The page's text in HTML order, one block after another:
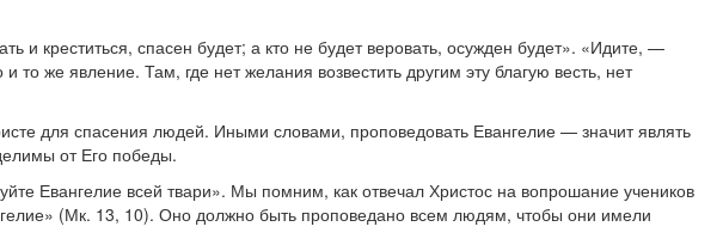
и креститься, спасен будет; а кто не будет веровать, осужден будет». «Идите, —
же явление. Там, где нет желания возвестить другим эту благую весть, нет
для спасения людей. Иными словами, проповедовать Евангелие — значит являть
от Его победы.
Евангелие всей твари». Мы помним, как отвечал Христос на вопрошание учеников
(Мк. 13, 10). Оно должно быть проповедано всем людям, чтобы они имели